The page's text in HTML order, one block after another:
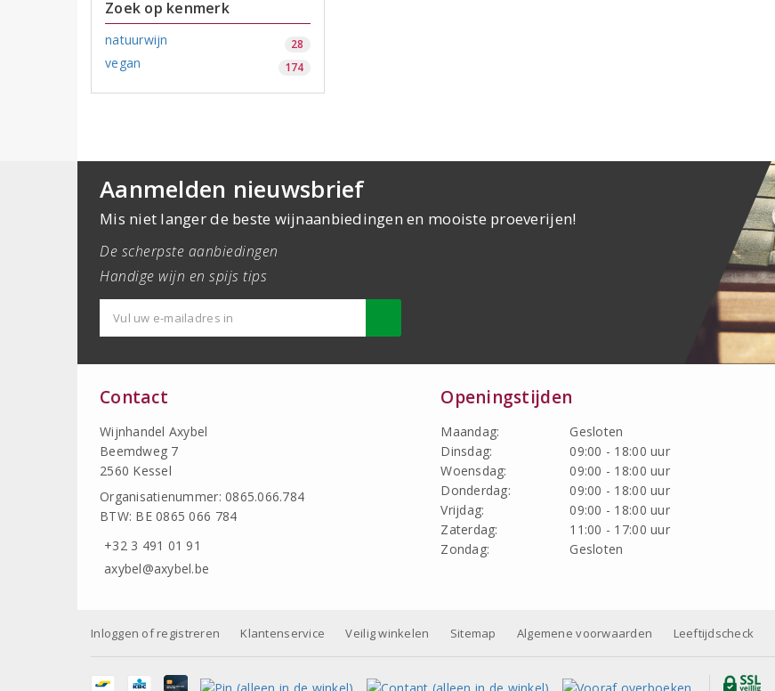
Zoek op kenmerk
natuurwijn 28
vegan 174
Aanmelden nieuwsbrief
Mis niet langer de beste wijnaanbiedingen en mooiste proeverijen!
De scherpste aanbiedingen
Handige wijn en spijs tips
Contact
Wijnhandel Axybel
Beemdweg 7
2560 Kessel
Organisatienummer: 0865.066.784
BTW: BE 0865 066 784
+32 3 491 01 91
axybel@axybel.be
Openingstijden
Maandag:
Gesloten
Dinsdag:
09:00 - 18:00 uur
Woensdag:
09:00 - 18:00 uur
Donderdag:
09:00 - 18:00 uur
Vrijdag:
09:00 - 18:00 uur
Zaterdag:
11:00 - 17:00 uur
Zondag:
Gesloten
Inloggen of registreren Klantenservice Veilig winkelen Sitemap Algemene voorwaarden Leeftijdscheck